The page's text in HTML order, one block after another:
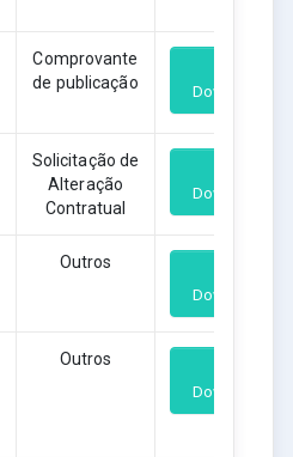
Comprovante
de publicação
Download
Solicitação de
Alteração
Contratual
Download
Outros
Download
Outros
Download